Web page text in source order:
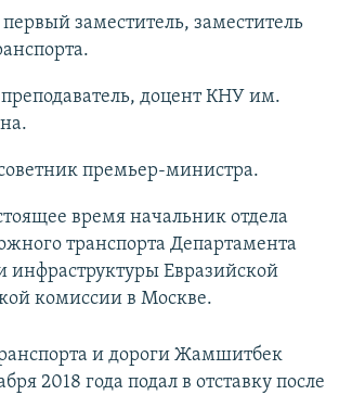
заместитель, заместитель
доцент КНУ им.
премьер-министра.
время начальник отдела
транспорта Департамента
инфраструктуры Евразийской
комиссии в Москве.
и дороги Жамшитбек
2018 года подал в отставку после